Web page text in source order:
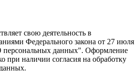
свою деятельность в
Федерального закона от 27 июля
данных". Оформление
при наличии согласия на обработку